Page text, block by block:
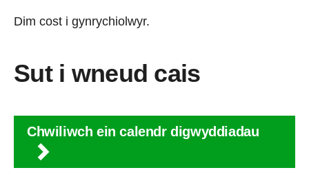
Dim cost i gynrychiolwyr.
Sut i wneud cais
Chwiliwch ein calendr digwyddiadau